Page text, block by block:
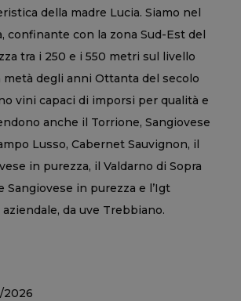
della madre Lucia. Siamo nel
confinante con la zona Sud-Est del
tra i 250 e i 550 metri sul livello
metà degli anni Ottanta del secolo
vini capaci di imporsi per qualità e
anche il Torrione, Sangiovese
Lusso, Cabernet Sauvignon, il
in purezza, il Valdarno di Sopra
Sangiovese in purezza e l’Igt
da uve Trebbiano.